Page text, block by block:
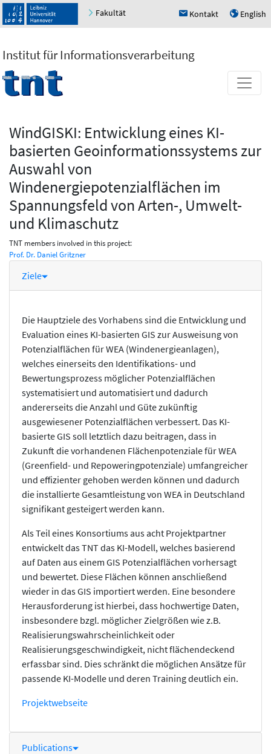
Fakultät h Kontakt u English
Institut für Informationsverarbeitung
WindGISKI: Entwicklung eines KI-
basierten Geoinformationssystems zur
Auswahl von
Windenergiepotenzialflächen im
Spannungsfeld von Arten-, Umwelt-
und Klimaschutz
TNT members involved in this project:
Prof. Dr. Daniel Gritzner
Ziele
Die Hauptziele des Vorhabens sind die Entwicklung und
Evaluation eines KI-basierten GIS zur Ausweisung von
Potenzialflächen für WEA (Windenergieanlagen),
welches einerseits den Identifikations- und
Bewertungsprozess möglicher Potenzialflächen
systematisiert und automatisiert und dadurch
andererseits die Anzahl und Güte zukünftig
ausgewiesener Potenzialflächen verbessert. Das KI-
basierte GIS soll letztlich dazu beitragen, dass in
Zukunft die vorhandenen Flächenpotenziale für WEA
(Greenfield- und Repoweringpotenziale) umfangreicher
und effizienter gehoben werden können und dadurch
die installierte Gesamtleistung von WEA in Deutschland
signifikant gesteigert werden kann.
Als Teil eines Konsortiums aus acht Projektpartner
entwickelt das TNT das KI-Modell, welches basierend
auf Daten aus einem GIS Potenzialflächen vorhersagt
und bewertet. Diese Flächen können anschließend
wieder in das GIS importiert werden. Eine besondere
Herausforderung ist hierbei, dass hochwertige Daten,
insbesondere bzgl. möglicher Zielgrößen wie z.B.
Realisierungswahrscheinlichkeit oder
Realisierungsgeschwindigkeit, nicht flächendeckend
erfassbar sind. Dies schränkt die möglichen Ansätze für
passende KI-Modelle und deren Training deutlich ein.
Projektwebseite
Publications